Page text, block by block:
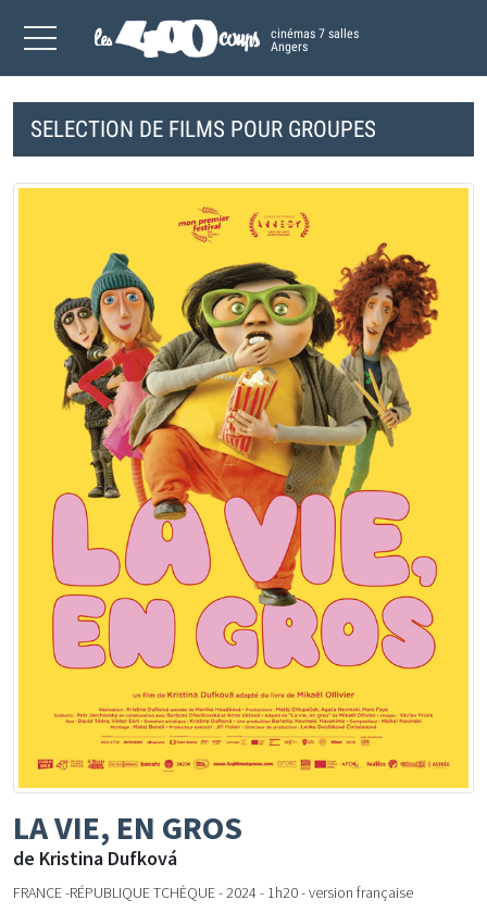
cinémas 7 salles
Angers
SELECTION DE FILMS POUR GROUPES
LA VIE, EN GROS
de Kristina Dufková
FRANCE -RÉPUBLIQUE TCHÈQUE - 2024 - 1h20 - version française